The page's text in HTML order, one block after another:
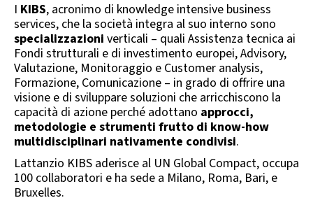
I KIBS, acronimo di knowledge intensive business
services, che la società integra al suo interno sono
specializzazioni verticali – quali Assistenza tecnica ai
Fondi strutturali e di investimento europei, Advisory,
Valutazione, Monitoraggio e Customer analysis,
Formazione, Comunicazione – in grado di offrire una
visione e di sviluppare soluzioni che arricchiscono la
capacità di azione perché adottano approcci,
metodologie e strumenti frutto di know-how
multidisciplinari nativamente condivisi.
Lattanzio KIBS aderisce al UN Global Compact, occupa
100 collaboratori e ha sede a Milano, Roma, Bari, e
Bruxelles.